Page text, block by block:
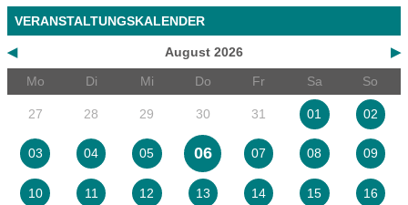
VERANSTALTUNGSKALENDER
◀ ▶
August 2026
Mo
Di Mi Do Fr Sa So
27 28 29 30 31 01 02
03 04 05 06 07 08 09
10 11 12 13 14 15 16